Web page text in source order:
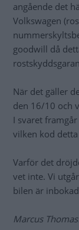
angående det
Volkswagen
goodwill då
När det gäller
den 16/10 och
I svaret
vilken kod detta
Varför det
vet inte. Vi
bilen är
Marcus